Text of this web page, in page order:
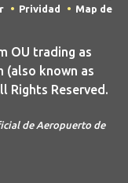
Prividad
Map de
OU trading as
(also known as
Rights Reserved.
de Aeropuerto de